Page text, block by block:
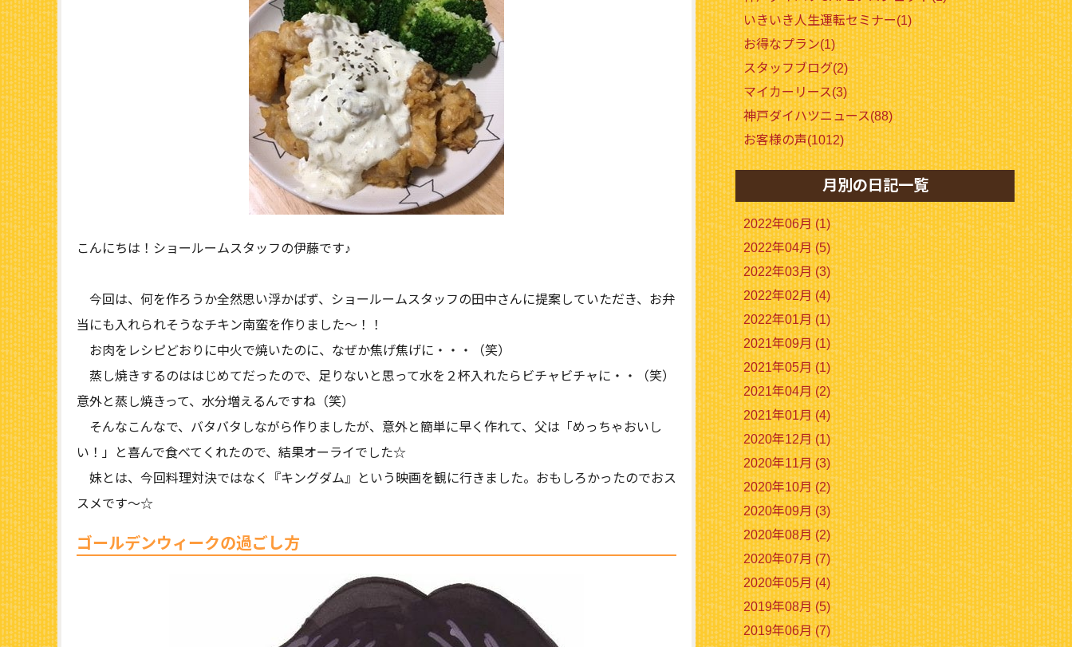
こんにちは！ショールームスタッフの伊藤です♪
今回は、何を作ろうか全然思い浮かばず、ショールームスタッフの田中さんに提案していただき、お弁
当にも入れられそうなチキン南蛮を作りました～！！
お肉をレシピどおりに中火で焼いたのに、なぜか焦げ焦げに・・・（笑）
蒸し焼きするのははじめてだったので、足りないと思って水を２杯入れたらビチャビチャに・・（笑）
意外と蒸し焼きって、水分増えるんですね（笑）
そんなこんなで、バタバタしながら作りましたが、意外と簡単に早く作れて、父は「めっちゃおいし
い！」と喜んで食べてくれたので、結果オーライでした☆
妹とは、今回料理対決ではなく『キングダム』という映画を観に行きました。おもしろかったのでおス
スメです～☆
ゴールデンウィークの過ごし方
いきいき人生運転セミナー(1)
お得なプラン(1)
スタッフブログ(2)
マイカーリース(3)
神戸ダイハツニュース(88)
お客様の声(1012)
月別の日記一覧
2022年06月 (1)
2022年04月 (5)
2022年03月 (3)
2022年02月 (4)
2022年01月 (1)
2021年09月 (1)
2021年05月 (1)
2021年04月 (2)
2021年01月 (4)
2020年12月 (1)
2020年11月 (3)
2020年10月 (2)
2020年09月 (3)
2020年08月 (2)
2020年07月 (7)
2020年05月 (4)
2019年08月 (5)
2019年06月 (7)